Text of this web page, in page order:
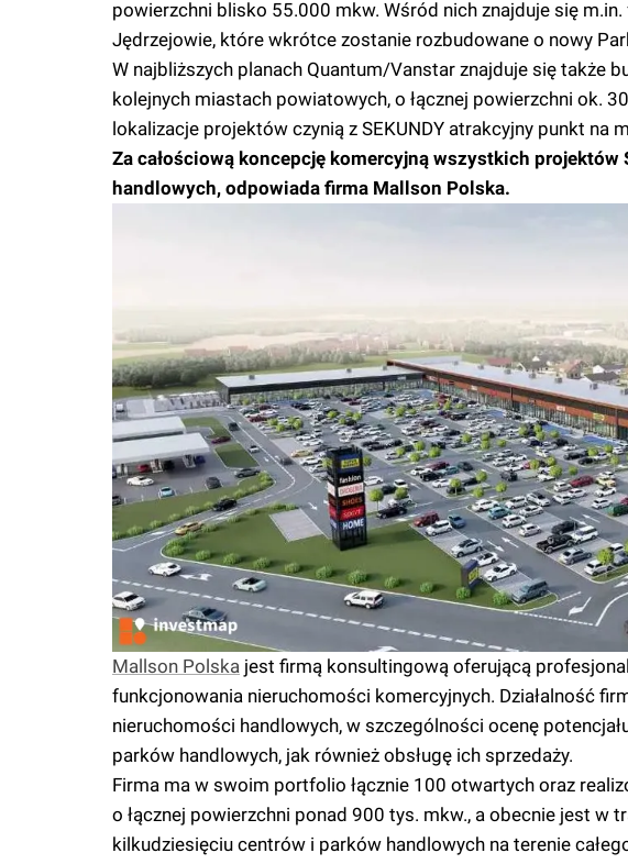
powierzchni blisko 55.000 mkw. Wśród nich znajduje się
Jędrzejowie, które wkrótce zostanie rozbudowane o nowy
W najbliższych planach Quantum/Vanstar znajduje się także
kolejnych miastach powiatowych, o łącznej powierzchni ok.
lokalizacje projektów czynią z SEKUNDY atrakcyjny punkt na
Za całościową koncepcję komercyjną wszystkich
handlowych, odpowiada firma Mallson Polska.
Mallson Polska jest firmą konsultingową oferującą
funkcjonowania nieruchomości komercyjnych. Działalność
nieruchomości handlowych, w szczególności ocenę
parków handlowych, jak również obsługę ich sprzedaży.
Firma ma w swoim portfolio łącznie 100 otwartych oraz
o łącznej powierzchni ponad 900 tys. mkw., a obecnie jest
kilkudziesięciu centrów i parków handlowych na terenie